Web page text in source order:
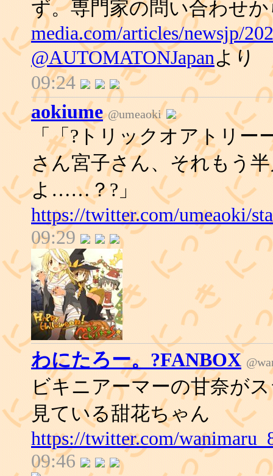
ず。専門家の問い合わせ
media.com/articles/newsjp/
@AUTOMATONJapanより
09:24
aokiume @umeaoki
「「?トリックオアトリー
さん宮子さん、それもう
よ……？?」
https://twitter.com/umeaoki/
09:29
わにたろー。?FANBOX
ビキニアーマーの甘奈が
見ている甜花ちゃん
https://twitter.com/
09:46